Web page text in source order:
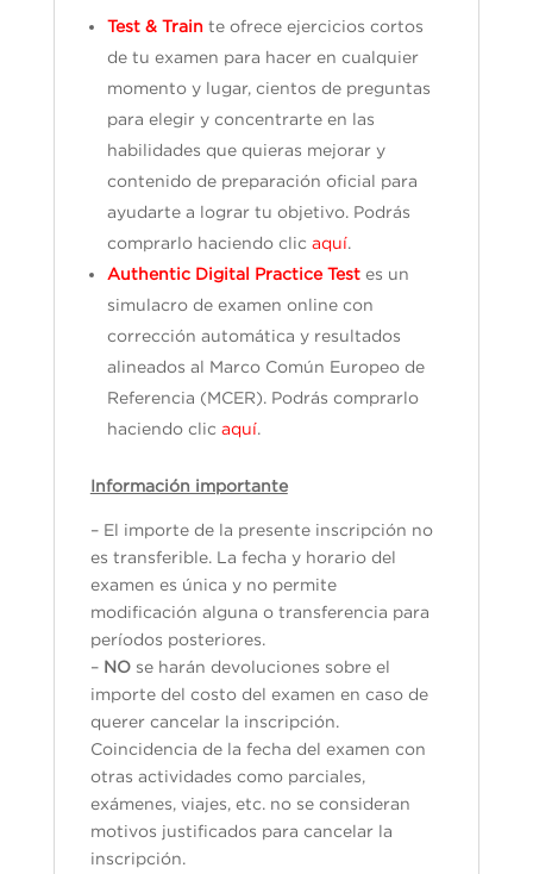
Test & Train te ofrece ejercicios cortos
de tu examen para hacer en cualquier
momento y lugar, cientos de preguntas
para elegir y concentrarte en las
habilidades que quieras mejorar y
contenido de preparación oficial para
ayudarte a lograr tu objetivo. Podrás
comprarlo haciendo clic aquí.
Authentic Digital Practice Test es un
simulacro de examen online con
corrección automática y resultados
alineados al Marco Común Europeo de
Referencia (MCER). Podrás comprarlo
haciendo clic aquí.
Información importante
– El importe de la presente inscripción no
es transferible. La fecha y horario del
examen es única y no permite
modificación alguna o transferencia para
períodos posteriores.
– NOse harán devoluciones sobre el
importe del costo del examen en caso de
querer cancelar la inscripción.
Coincidencia de la fecha del examen con
otras actividades como parciales,
exámenes, viajes, etc. no se consideran
motivos justificados para cancelar la
inscripción.